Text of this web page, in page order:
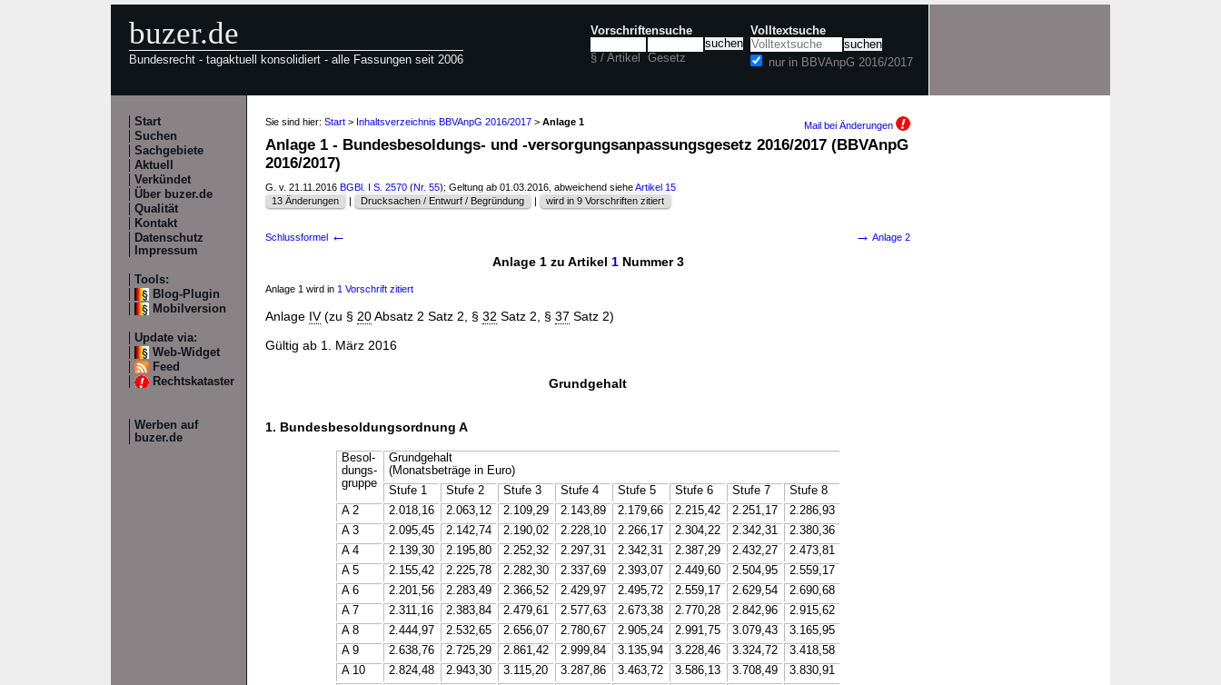
buzer.de
Bundesrecht - tagaktuell konsolidiert - alle Fassungen seit 2006
Vorschriftensuche
§ / Artikel Gesetz
Volltextsuche
nur in BBVAnpG 2016/2017
Start
Suchen
Sachgebiete
Aktuell
Verkündet
Über buzer.de
Qualität
Kontakt
Datenschutz
Impressum
Tools:
Blog-Plugin
Mobilversion
Update via:
Web-Widget
Feed
Rechtskataster
Werben auf
buzer.de
Sie sind hier: Start > Inhaltsverzeichnis BBVAnpG 2016/2017 > Anlage 1 Mail bei Änderungen
Anlage 1 - Bundesbesoldungs- und -versorgungsanpassungsgesetz 2016/2017 (BBVAnpG
2016/2017)
G. v. 21.11.2016 BGBl. I S. 2570 (Nr. 55); Geltung ab 01.03.2016, abweichend sieheArtikel 15
13 Änderungen
| Drucksachen / Entwurf / Begründung | wird in 9 Vorschriften zitiert
Schlussformel ← → Anlage 2
Anlage 1 zu Artikel 1Nummer 3
Anlage 1 wird in 1 Vorschrift zitiert
Anlage IV(zu § 20Absatz 2 Satz 2, § 32 Satz 2, § 37 Satz 2)
Gültig ab 1. März 2016
Grundgehalt
1. Bundesbesoldungsordnung A
Besol-
dungs-
gruppe
Grundgehalt
(Monatsbeträge in Euro)
Stufe 1
Stufe 2 Stufe 3 Stufe 4 Stufe 5 Stufe 6 Stufe 7
Stufe 8
A 2
2.018,16 2.063,12 2.109,29 2.143,89 2.179,66 2.215,42 2.251,17
2.286,93
A 3
2.095,45 2.142,74 2.190,02 2.228,10 2.266,17 2.304,22 2.342,31
2.380,36
A 4
2.139,30 2.195,80 2.252,32 2.297,31 2.342,31 2.387,29 2.432,27
2.473,81
A 5
2.155,42 2.225,78 2.282,30 2.337,69 2.393,07 2.449,60 2.504,95
2.559,17
A 6
2.201,56 2.283,49 2.366,52 2.429,97 2.495,72 2.559,17 2.629,54
2.690,68
A 7
2.311,16 2.383,84 2.479,61 2.577,63 2.673,38 2.770,28 2.842,96
2.915,62
A 8
2.444,97 2.532,65 2.656,07 2.780,67 2.905,24 2.991,75 3.079,43
3.165,95
A 9
2.638,76 2.725,29 2.861,42 2.999,84 3.135,94 3.228,46 3.324,72
3.418,58
A 10
2.824,48 2.943,30 3.115,20 3.287,86 3.463,72 3.586,13 3.708,49
3.830,91